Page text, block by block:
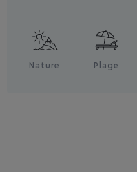
Nature Plage